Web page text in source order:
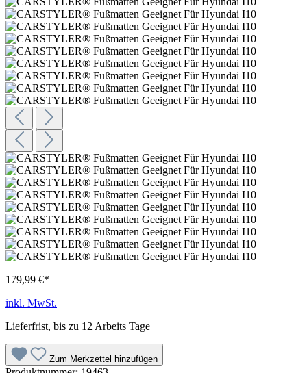
179,99 €*
inkl. MwSt.
Lieferfrist, bis zu 12 Arbeits Tage
Zum Merkzettel hinzufügen